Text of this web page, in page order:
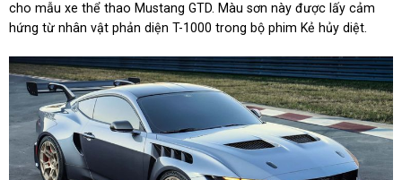
cho mẫu xe thể thao Mustang GTD. Màu sơn này được lấy cảm
hứng từ nhân vật phản diện T-1000 trong bộ phim Kẻ hủy diệt.